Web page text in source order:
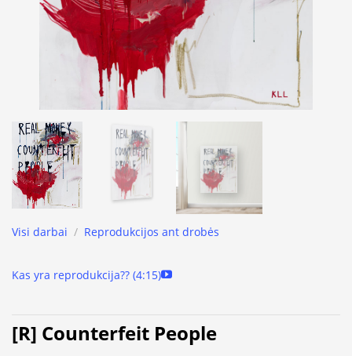
Visi darbai / Reprodukcijos ant drobės
Kas yra reprodukcija?? (4:15)
[R] Counterfeit People